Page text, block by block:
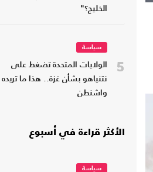
الخليج؟"
5
سياسة
الولايات المتحدة تضغط على
نتنياهو بشأن غزة.. هذا ما تريده
واشنطن
الأكثر قراءة في أسبوع
سياسة